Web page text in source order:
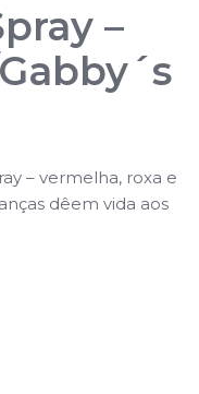
–
– vermelha, roxa e
dêem vida aos